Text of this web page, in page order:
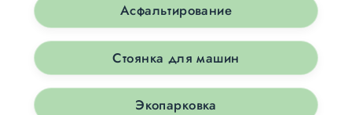
Асфальтирование
Стоянка для машин
Экопарковка